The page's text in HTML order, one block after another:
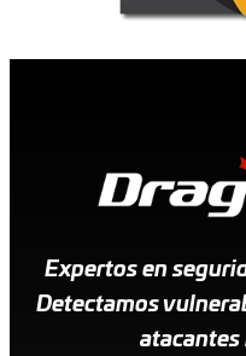
Expertos en
Detectamos
atacantes